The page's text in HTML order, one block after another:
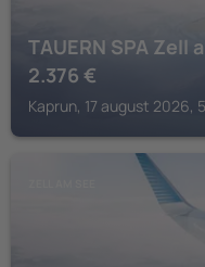
TAUERN SPA Zell
2.376 €
Kaprun, 17 august 2026,